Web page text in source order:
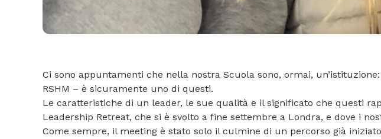
Ci sono appuntamenti che nella nostra Scuola sono, ormai,
RSHM – è sicuramente uno di questi.
Le caratteristiche di un leader, le sue qualità e il significato che questi
Leadership Retreat, che si è svolto a fine settembre a Londra, e dove i
Come sempre, il meeting è stato solo il culmine di un percorso già